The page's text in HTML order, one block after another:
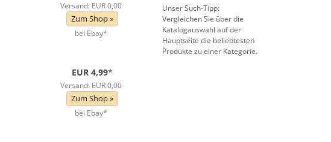
Versand: EUR 0,00
Zum Shop »
bei Ebay*
EUR 4,99*
Versand: EUR 0,00
Zum Shop »
bei Ebay*
Unser Such-Tipp:
Vergleichen Sie über die
Katalogauswahl auf der
Hauptseite die beliebtesten
Produkte zu einer Kategorie.